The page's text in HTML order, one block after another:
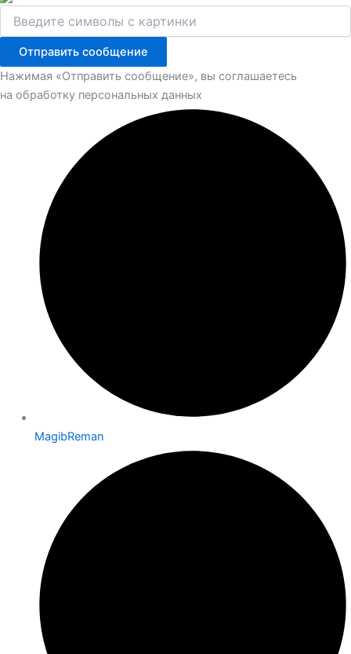
Отправить сообщение
Нажимая «Отправить сообщение», вы соглашаетесь
на обработку персональных данных
MagibReman